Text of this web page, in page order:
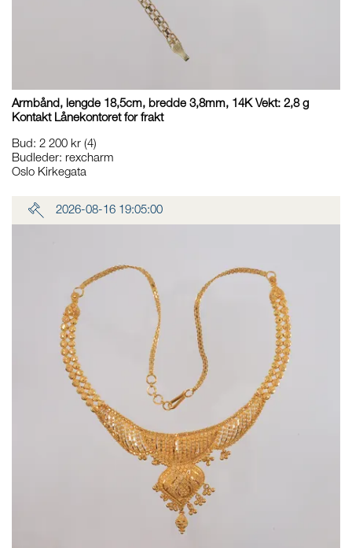
Armbånd, lengde 18,5cm, bredde 3,8mm, 14K Vekt: 2,8 g
Kontakt Lånekontoret for frakt
Bud: 2 200 kr (4)
Budleder: rexcharm
Oslo Kirkegata
2026-08-16 19:05:00